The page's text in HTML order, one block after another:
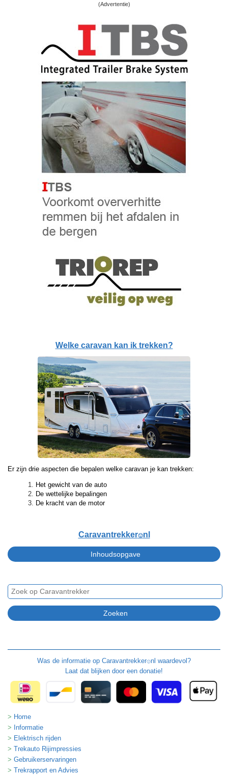
(Advertentie)
Welke caravan kan ik trekken?
Er zijn drie aspecten die bepalen welke caravan je kan trekken:
Het gewicht van de auto
De wettelijke bepalingen
De kracht van de motor
Caravantrekker🙂nl
Was de informatie op Caravantrekker🙂nl waardevol?
Laat dat blijken door een donatie!
Home
Informatie
Elektrisch rijden
Trekauto Rijimpressies
Gebruikerservaringen
Trekrapport en Advies